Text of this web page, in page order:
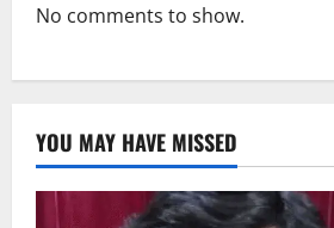
No comments to show.
YOU MAY HAVE MISSED